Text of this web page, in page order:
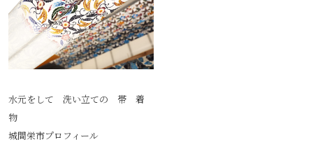
水元をして 洗い立ての 帯 着
物
城間栄市プロフィール